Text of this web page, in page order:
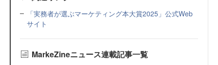
「実務者が選ぶマーケティング本大賞2025」公式Web
サイト
MarkeZineニュース連載記事一覧